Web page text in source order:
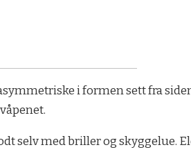
i formen sett fra
selv med briller og skyggelue.